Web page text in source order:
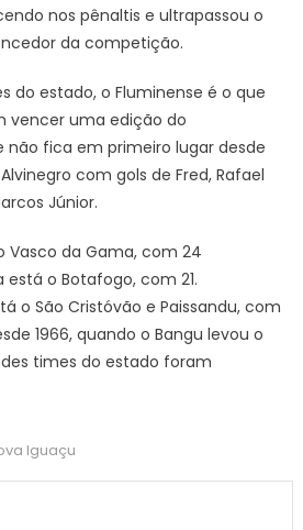
nos pênaltis e ultrapassou o
da competição.
do estado, o Fluminense é o que
vencer uma edição do
fica em primeiro lugar desde
com gols de Fred, Rafael
Júnior.
Vasco da Gama, com 24
o Botafogo, com 21.
o São Cristóvão e Paissandu, com
1966, quando o Bangu levou o
times do estado foram
Iguaçu